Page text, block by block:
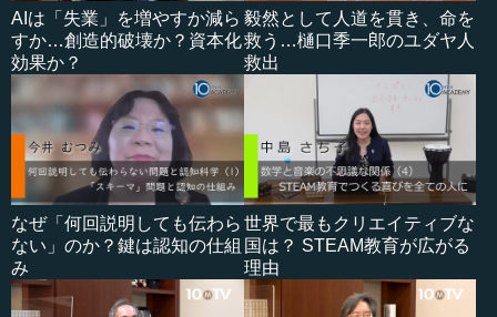
AIは「失業」を増やすか減ら
すか…創造的破壊か？資本化
効果か？
毅然として人道を貫き、命を
救う…樋口季一郎のユダヤ人
救出
なぜ「何回説明しても伝わら
ない」のか？鍵は認知の仕組
み
世界で最もクリエイティブな
国は？ STEAM教育が広がる
理由